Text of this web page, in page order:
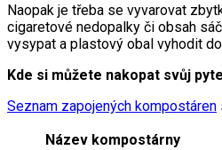
Naopak je třeba se vyvarovat
cigaretové nedopalky či obsah
vysypat a plastový obal vyhodit
Kde si můžete nakopat svůj
Seznam zapojených kompostáren
Název kompostárny